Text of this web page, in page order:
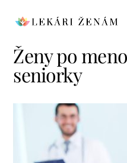
Ženy po
seniorky